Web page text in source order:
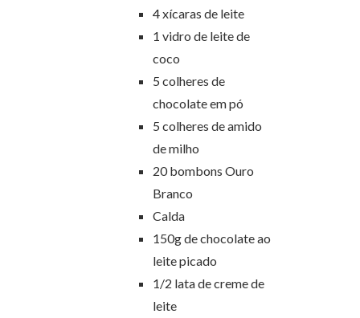
4 xícaras de leite
1 vidro de leite de
coco
5 colheres de
chocolate em pó
5 colheres de amido
de milho
20 bombons Ouro
Branco
Calda
150g de chocolate ao
leite picado
1/2 lata de creme de
leite